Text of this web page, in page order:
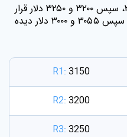
مقاومت‌های کلیدی در سطوح ۳۱۵۰، سپس ۳۲۰۰ و ۳۲۵۰ دلار قرار
دارند. سطوح حمایت نیز در ۳۰۸۵، سپس ۳۰۵۵ و ۳۰۰۰ دلار دیده
R1: 3150
R2: 3200
R3: 3250